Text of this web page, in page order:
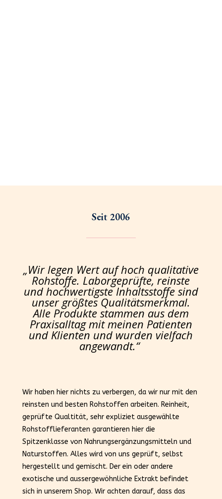
Seit 2006
„Wir legen Wert auf hoch qualitative
Rohstoffe. Laborgeprüfte, reinste
und hochwertigste Inhaltsstoffe sind
unser größtes Qualitätsmerkmal.
Alle Produkte stammen aus dem
Praxisalltag mit meinen Patienten
und Klienten und wurden vielfach
angewandt.“
Wir haben hier nichts zu verbergen, da wir nur mit den
reinsten und besten Rohstoffen arbeiten. Reinheit,
geprüfte Qualtität, sehr expliziet ausgewählte
Rohstofflieferanten garantieren hier die
Spitzenklasse von Nahrungsergänzungsmitteln und
Naturstoffen. Alles wird von uns geprüft, selbst
hergestellt und gemischt. Der ein oder andere
exotische und aussergewöhnliche Extrakt befindet
sich in unserem Shop. Wir achten darauf, dass das